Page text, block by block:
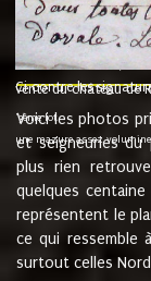
de la Velliere tout
présent......"
suivent les rentes,
Ci contre les
vente du château de
"3ème lot
une mazure assez
Voici les photos
et seigneuries du
plus rien
quelques
représentent le
ce qui ressemble
surtout celles